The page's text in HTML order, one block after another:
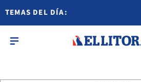
TEMAS DEL DÍA: